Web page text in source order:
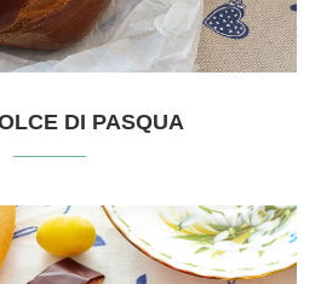
DI PASQUA